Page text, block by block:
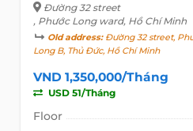
Đường 32 street
, Phước Long ward, Hồ Chí Minh
Old address:Đường 32 street,
Long B, Thủ Đức, Hồ Chí Minh
VND 1,350,000/Tháng
USD 51/Tháng
Floor